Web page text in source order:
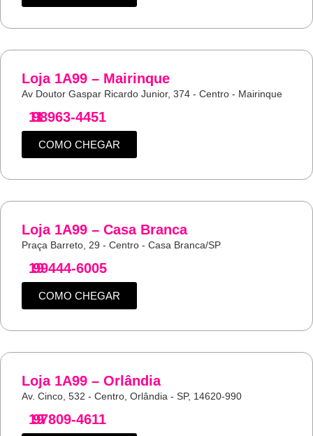
Loja 1A99 – Mairinque
Av Doutor Gaspar Ricardo Junior, 374 - Centro - Mairinque
11
98963-4451
COMO CHEGAR
Loja 1A99 – Casa Branca
Praça Barreto, 29 - Centro - Casa Branca/SP
19
99444-6005
COMO CHEGAR
Loja 1A99 – Orlândia
Av. Cinco, 532 - Centro, Orlândia - SP, 14620-990
19
97809-4611